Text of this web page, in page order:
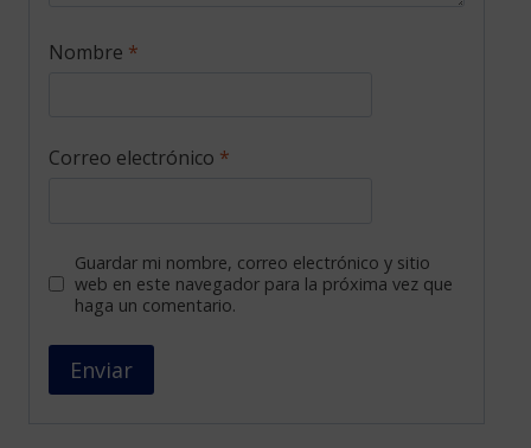
Nombre *
Correo electrónico *
Guardar mi nombre, correo electrónico y sitio
web en este navegador para la próxima vez que
haga un comentario.